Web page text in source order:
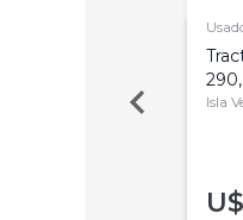
Isla
U$